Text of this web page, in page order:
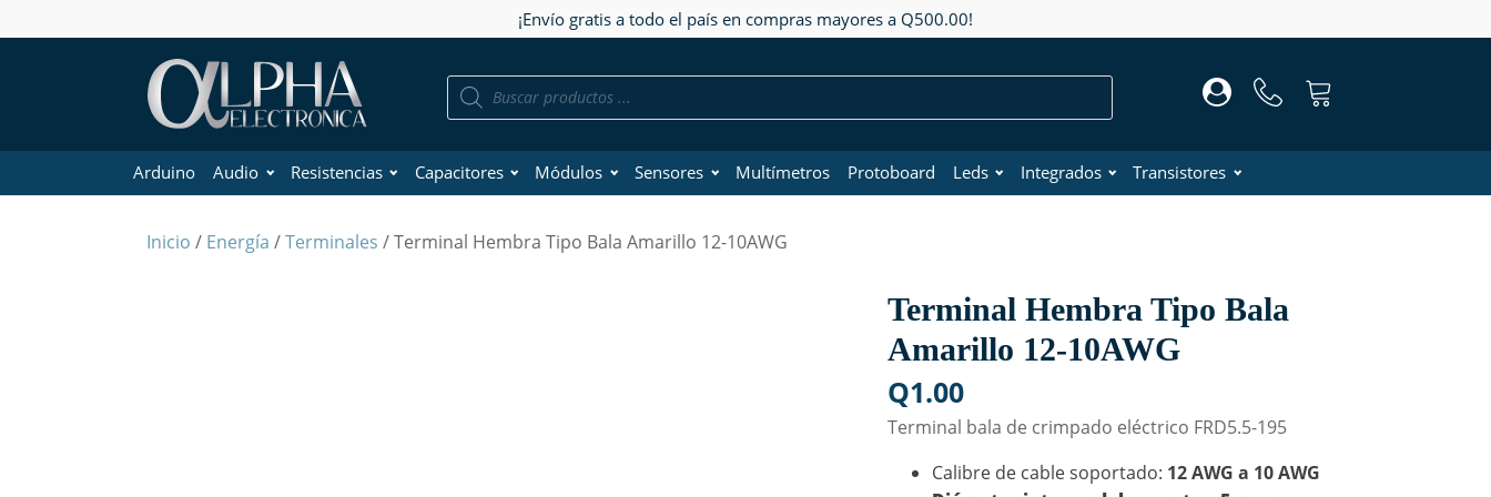
¡Envío gratis a todo el país en compras mayores a Q500.00!
Búsqueda
Arduino Audio Resistencias Capacitores Módulos Sensores Multímetros Protoboard Leds Integrados Transistores
Inicio / Energía /Terminales / Terminal Hembra Tipo Bala Amarillo 12-10AWG
Terminal Hembra Tipo Bala
Amarillo 12-10AWG
Q1.00
Terminal bala de crimpado eléctrico FRD5.5-195
Calibre de cable soportado: 12 AWG a 10 AWG